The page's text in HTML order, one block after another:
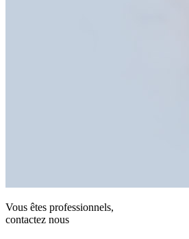
Vous êtes professionnels,
contactez nous